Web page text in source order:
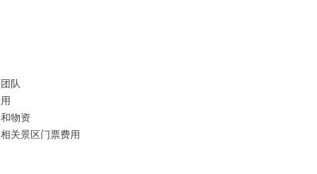
队
物资
关景区门票费用